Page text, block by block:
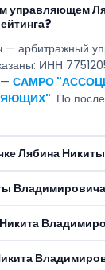
управляющем
— арбитражный
ИНН
— САМРО
. По
Лябина